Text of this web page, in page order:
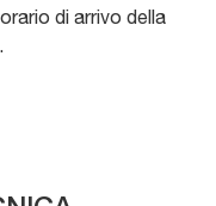
di arrivo della